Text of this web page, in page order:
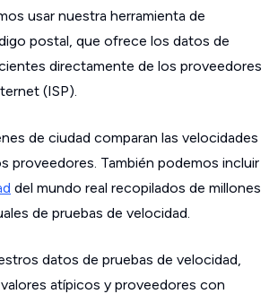
usar nuestra herramienta de
postal, que ofrece los datos de
directamente de los proveedores
(ISP).
de ciudad comparan las velocidades
proveedores. También podemos incluir
del mundo real recopilados de millones
de pruebas de velocidad.
datos de pruebas de velocidad,
atípicos y proveedores con